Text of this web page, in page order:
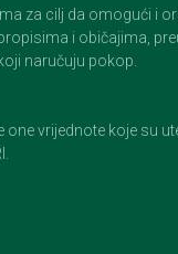
za cilj da omogući i
i običajima,
naručuju pokop.
vrijednote koje su